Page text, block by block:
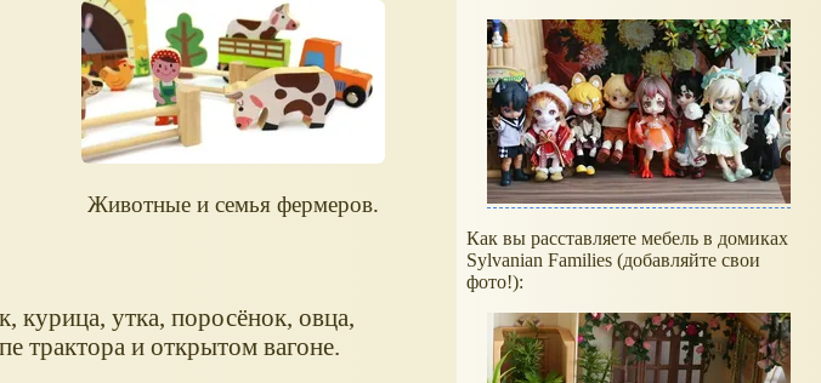
Животные и семья фермеров.
утка, поросёнок, овца,
трактора и открытом вагоне.
Как вы расставляете мебель в домиках
Sylvanian Families (добавляйте свои
фото!):